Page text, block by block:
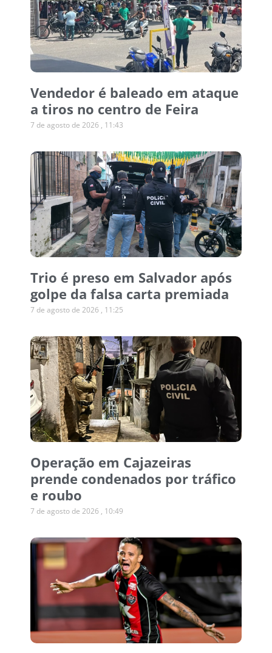
Vendedor é baleado em ataque
a tiros no centro de Feira
7 de agosto de 2026 11:43
Trio é preso em Salvador após
golpe da falsa carta premiada
7 de agosto de 2026 11:25
Operação em Cajazeiras
prende condenados por tráfico
e roubo
7 de agosto de 2026 10:49